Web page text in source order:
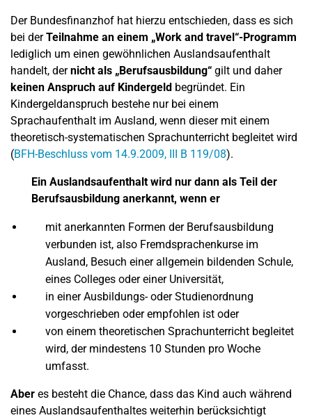
Der Bundesfinanzhof hat hierzu entschieden, dass es sich
bei derTeilnahme an einem „Work and travel“-Programm
lediglich um einen gewöhnlichen Auslandsaufenthalt
handelt, dernicht als „Berufsausbildung“ gilt und daher
keinen Anspruch auf Kindergeld begründet. Ein
Kindergeldanspruch bestehe nur bei einem
Sprachaufenthalt im Ausland, wenn dieser mit einem
theoretisch-systematischen Sprachunterricht begleitet wird
(BFH-Beschluss vom 14.9.2009, III B 119/08).
Ein Auslandsaufenthalt wird nur dann als Teil der
Berufsausbildung anerkannt, wenn er
mit anerkannten Formen der Berufsausbildung
verbunden ist, also Fremdsprachenkurse im
Ausland, Besuch einer allgemein bildenden Schule,
eines Colleges oder einer Universität,
in einer Ausbildungs- oder Studienordnung
vorgeschrieben oder empfohlen ist oder
von einem theoretischen Sprachunterricht begleitet
wird, der mindestens 10 Stunden pro Woche
umfasst.
Aber es besteht die Chance, dass das Kind auch während
eines Auslandsaufenthaltes weiterhin berücksichtigt